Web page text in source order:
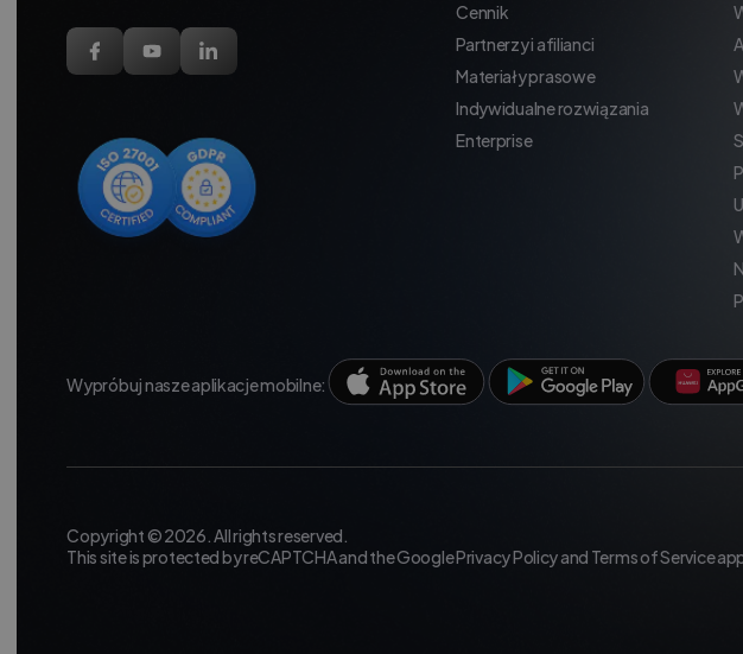
Cennik
Partnerzy i afilianci
Materiały prasowe
Indywidualne rozwiązania
Enterprise
Wypróbuj nasze aplikacje mobilne:
Copyright © 2026. All rights reserved.
This site is protected by reCAPTCHA and the GooglePrivacy Policyand Terms of Service